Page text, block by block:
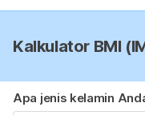
Kalkulator BMI
Apa jenis kelamin